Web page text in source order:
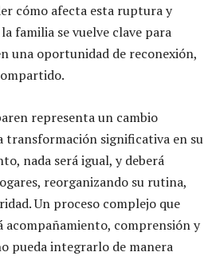
cómo afecta esta ruptura y
familia se vuelve clave para
una oportunidad de reconexión,
representa un cambio
transformación significativa en su
nada será igual, y deberá
reorganizando su rutina,
Un proceso complejo que
comprensión y
pueda integrarlo de manera